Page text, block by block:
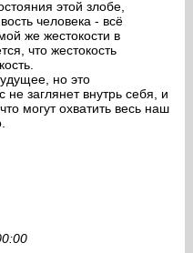
этой злобе,
человека - всё
же жестокости в
что жестокость
но это
заглянет внутрь себя, и
могут охватить весь наш